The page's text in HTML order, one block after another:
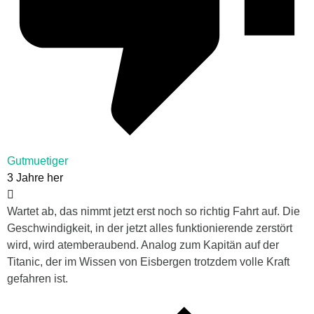
Gutmuetiger
3 Jahre her
Wartet ab, das nimmt jetzt erst noch so richtig Fahrt auf. Die
Geschwindigkeit, in der jetzt alles funktionierende zerstört
wird, wird atemberaubend. Analog zum Kapitän auf der
Titanic, der im Wissen von Eisbergen trotzdem volle Kraft
gefahren ist.